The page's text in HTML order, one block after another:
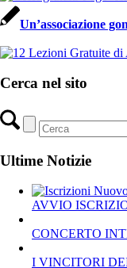
Un’associazione
Cerca nel sito
Ultime Notizie
AVVIO
CONCERTO
I VINCITORI